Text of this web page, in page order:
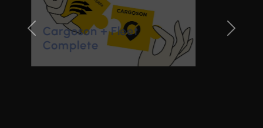
Livraison instantanée de
colis avec Wolt & Bolt
désormais disponible
dans Cargoson TMS
Tanel Vaarmann
Previous Slide Next